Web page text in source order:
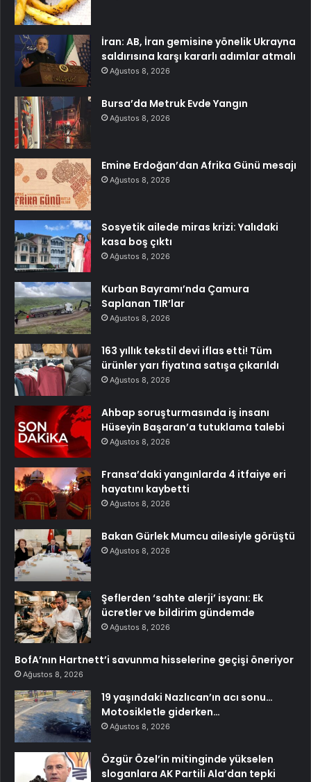
İran: AB, İran gemisine yönelik Ukrayna
saldırısına karşı kararlı adımlar atmalı
Ağustos 8, 2026
Bursa’da Metruk Evde Yangın
Ağustos 8, 2026
Emine Erdoğan’dan Afrika Günü mesajı
Ağustos 8, 2026
Sosyetik ailede miras krizi: Yalıdaki
kasa boş çıktı
Ağustos 8, 2026
Kurban Bayramı’nda Çamura
Saplanan TIR’lar
Ağustos 8, 2026
163 yıllık tekstil devi iflas etti! Tüm
ürünler yarı fiyatına satışa çıkarıldı
Ağustos 8, 2026
Ahbap soruşturmasında iş insanı
Hüseyin Başaran’a tutuklama talebi
Ağustos 8, 2026
Fransa’daki yangınlarda 4 itfaiye eri
hayatını kaybetti
Ağustos 8, 2026
Bakan Gürlek Mumcu ailesiyle görüştü
Ağustos 8, 2026
Şeflerden ‘sahte alerji’ isyanı: Ek
ücretler ve bildirim gündemde
Ağustos 8, 2026
BofA’nın Hartnett’i savunma hisselerine geçişi öneriyor
Ağustos 8, 2026
19 yaşındaki Nazlıcan’ın acı sonu…
Motosikletle giderken…
Ağustos 8, 2026
Özgür Özel’in mitinginde yükselen
sloganlara AK Partili Ala’dan tepki